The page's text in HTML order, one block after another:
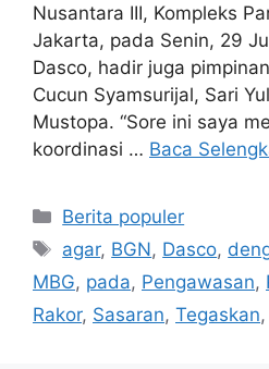
Nusantara III, Kompleks
Jakarta, pada Senin, 29
Dasco, hadir juga
Cucun Syamsurijal, Sari
Mustopa. “Sore ini saya
koordinasi … Baca
Kategori
Berita populer
Tag
agar, BGN, Dasco,
MBG, pada, Pengawasan,
Rakor, Sasaran, Tegaskan,